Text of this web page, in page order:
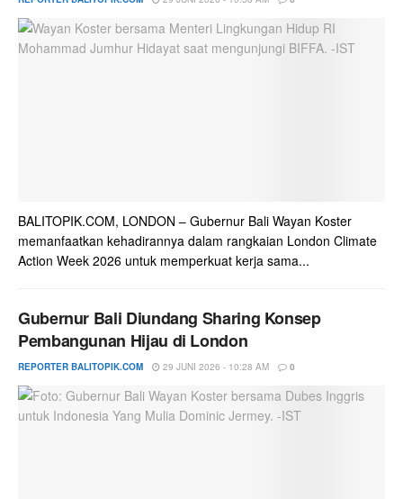
BALITOPIK.COM, LONDON – Gubernur Bali Wayan Koster
memanfaatkan kehadirannya dalam rangkaian London Climate
Action Week 2026 untuk memperkuat kerja sama...
Gubernur Bali Diundang Sharing Konsep
Pembangunan Hijau di London
REPORTER BALITOPIK.COM 29 JUNI 2026 - 10:28 AM 0